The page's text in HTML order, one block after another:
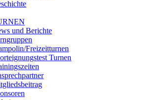
und Berichte
Freizeitturnen
Turnen